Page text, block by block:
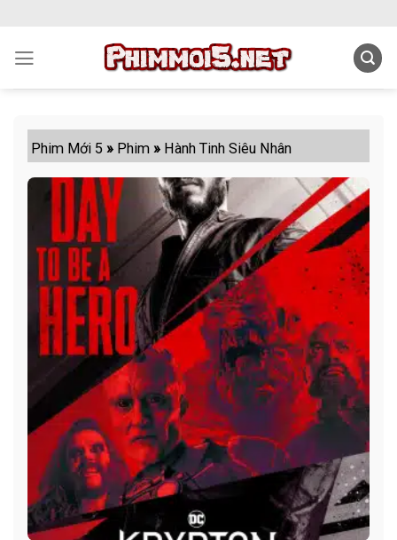
content
Phim Mới 5 » Phim » Hành Tinh Siêu Nhân